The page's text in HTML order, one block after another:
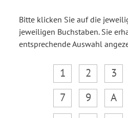
Bitte klicken Sie auf die
jeweiligen Buchstaben. Sie
entsprechende Auswahl
1 2 3
7
9 A